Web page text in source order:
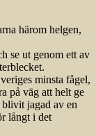
härom helgen,
se ut genom ett av
minsta fågel,
på väg att helt ge
jagad av en
långt i det